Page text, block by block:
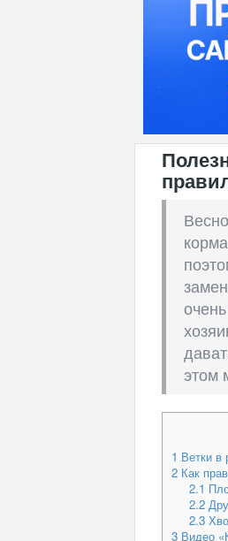
этом
1 Ветки в
2 Как
2.1
2.2
2.3
3 Видео